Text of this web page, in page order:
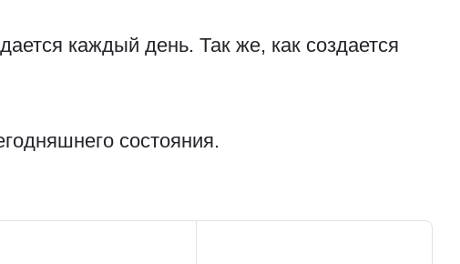
каждый день. Так же, как создается
состояния.